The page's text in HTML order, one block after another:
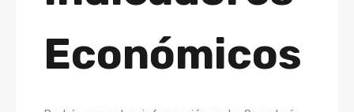
Económicos